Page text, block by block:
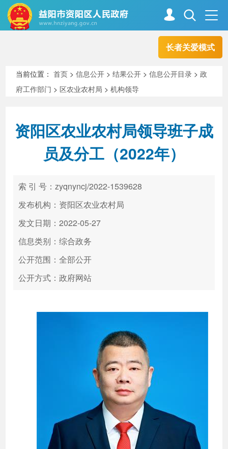
长者关爱模式
走进资阳
新闻中心 解读回应
政务服务
高效办成一件事
当前位置：首页 >信息公开 >结果公开 >信息公开目录 >政
府工作部门 > 区农业农村局 >机构领导
资阳区农业农村局领导班子成
员及分工（2022年）
索 引 号：zyqnyncj/2022-1539628
发布机构：资阳区农业农村局
发文日期：2022-05-27
信息类别：综合政务
公开范围：全部公开
公开方式：政府网站